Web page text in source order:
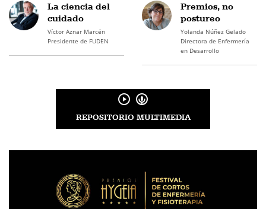
La ciencia del
cuidado
Víctor Aznar Marcén
Presidente de FUDEN
Premios, no
postureo
Yolanda Núñez Gelado
Directora de Enfermería
en Desarrollo
REPOSITORIO MULTIMEDIA